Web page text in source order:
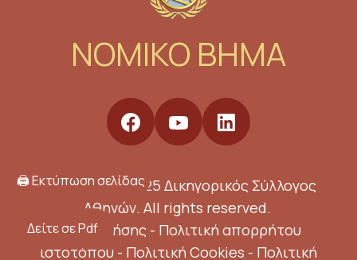
Δείτε σε Pdf
🖨️ Εκτύπωση σελίδας
NOMIKO BHMA
Copyright © 2025 Δικηγορικός Σύλλογος
Αθηνών. All rights reserved.
Όροι Χρήσης - Πολιτική απορρήτου
ιστοτόπου - Πολιτική Cookies - Πολιτική